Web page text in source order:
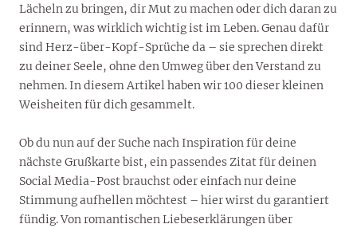
Lächeln zu bringen, dir Mut zu machen oder dich daran zu
erinnern, was wirklich wichtig ist im Leben. Genau dafür
sind Herz-über-Kopf-Sprüche da – sie sprechen direkt
zu deiner Seele, ohne den Umweg über den Verstand zu
nehmen. In diesem Artikel haben wir 100 dieser kleinen
Weisheiten für dich gesammelt.
Ob du nun auf der Suche nach Inspiration für deine
nächste Grußkarte bist, ein passendes Zitat für deinen
Social Media-Post brauchst oder einfach nur deine
Stimmung aufhellen möchtest – hier wirst du garantiert
fündig. Von romantischen Liebeserklärungen über